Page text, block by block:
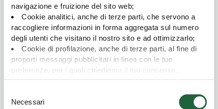
navigazione e fruizione del sito web;
Cookie analitici, anche di terze parti, che servono a
raccogliere informazioni in forma aggregata sul numero
degli utenti che visitano il nostro sito e ad ottimizzarlo;
Cookie di profilazione, anche di terze parti, al fine di
proporti messaggi pubblicitari in linea con le tue
preferenze, per i quali chiediamo il tuo consenso.
Per maggiori dettagli puoi consultare laPrivacy Policy,
in cui potrai modificare la tua scelta in qualsiasi momento
oppure puoi negare l'utilizzo di questi cookie cliccando su
Necessari